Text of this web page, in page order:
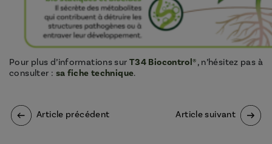
Pour plus d’informations sur T34 Biocontrol®, n’hésitez pas à
consulter : sa fiche technique.
Article précédent Article suivant